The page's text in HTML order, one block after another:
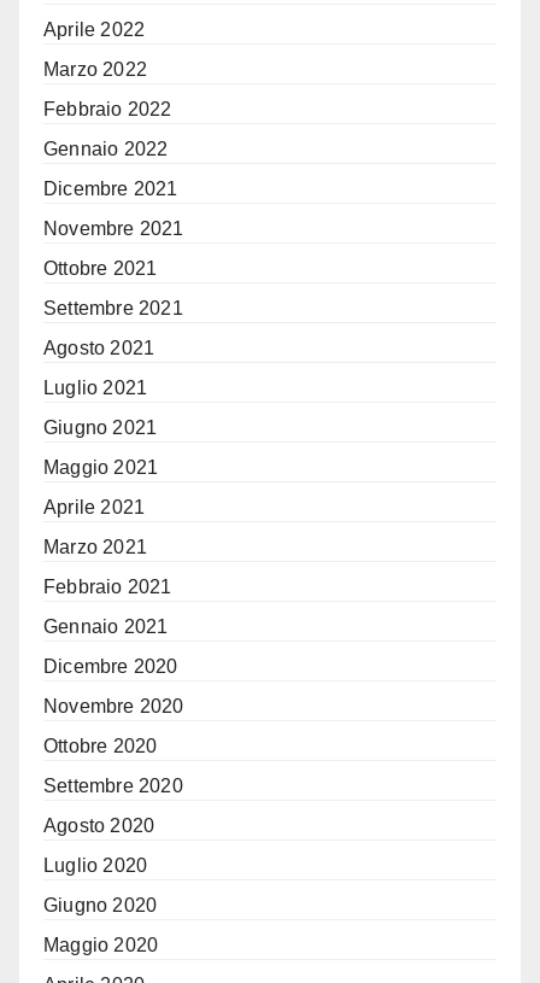
Aprile 2022
Marzo 2022
Febbraio 2022
Gennaio 2022
Dicembre 2021
Novembre 2021
Ottobre 2021
Settembre 2021
Agosto 2021
Luglio 2021
Giugno 2021
Maggio 2021
Aprile 2021
Marzo 2021
Febbraio 2021
Gennaio 2021
Dicembre 2020
Novembre 2020
Ottobre 2020
Settembre 2020
Agosto 2020
Luglio 2020
Giugno 2020
Maggio 2020